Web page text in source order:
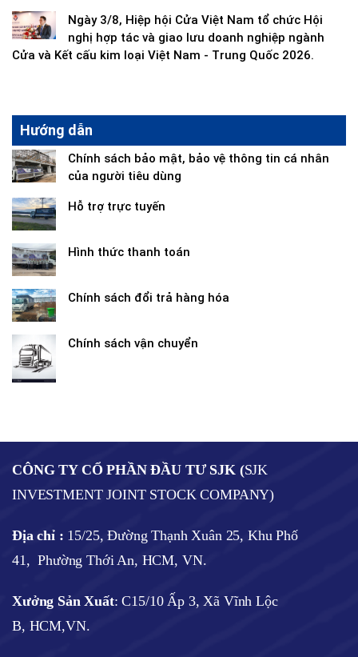
Ngày 3/8, Hiệp hội Cửa Việt Nam tổ chức Hội
nghị hợp tác và giao lưu doanh nghiệp ngành
Cửa và Kết cấu kim loại Việt Nam - Trung Quốc 2026.
Hướng dẫn
Chính sách bảo mật, bảo vệ thông tin cá nhân
của người tiêu dùng
Hỗ trợ trực tuyến
Hình thức thanh toán
Chính sách đổi trả hàng hóa
Chính sách vận chuyển
CÔNG TY CỔ PHẦN ĐẦU TƯ SJK (SJK
INVESTMENT JOINT STOCK COMPANY)
Địa chỉ : 15/25, Đường Thạnh Xuân 25, Khu Phố
41, Phường Thới An, HCM, VN.
Xưởng Sản Xuất: C15/10 Ấp 3, Xã Vĩnh Lộc
B, HCM,VN.